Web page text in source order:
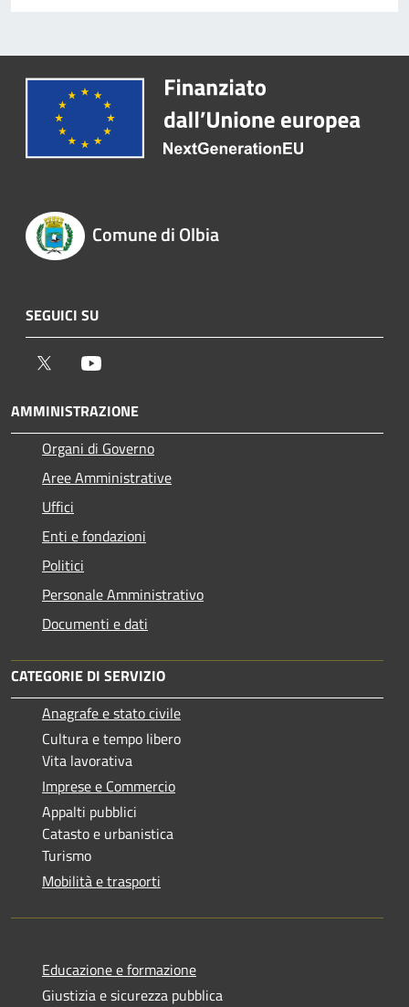
Comune di Olbia
SEGUICI SU
Twitter
AMMINISTRAZIONE
Organi di Governo
Aree Amministrative
Uffici
Enti e fondazioni
Politici
Personale Amministrativo
Documenti e dati
CATEGORIE DI SERVIZIO
Anagrafe e stato civile
Cultura e tempo libero
Vita lavorativa
Imprese e Commercio
Appalti pubblici
Catasto e urbanistica
Turismo
Mobilità e trasporti
Educazione e formazione
Giustizia e sicurezza pubblica